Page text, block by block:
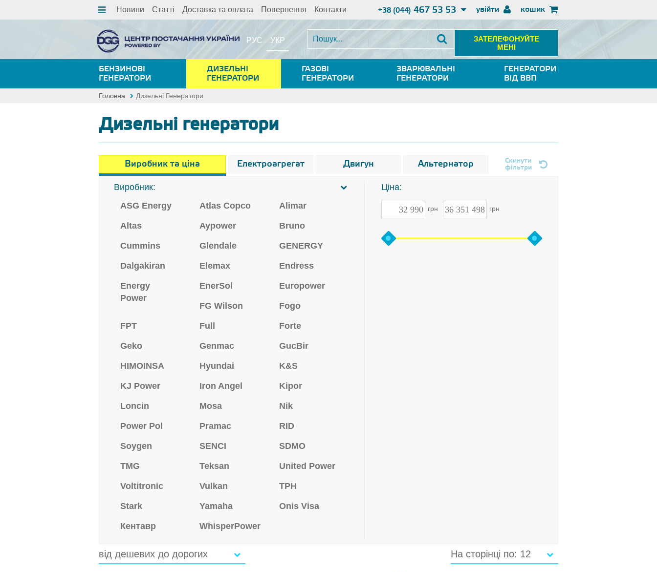
Новини Статті Доставка та оплата Повернення Контакти увійти
+38 (044) 467 53 53 кошик
РУС УКР
ЗАТЕЛЕФОНУЙТЕ
МЕНІ
БЕНЗИНОВІ
ГЕНЕРАТОРИ
ДИЗЕЛЬНІ
ГЕНЕРАТОРИ
ГАЗОВІ
ГЕНЕРАТОРИ
ЗВАРЮВАЛЬНІ
ГЕНЕРАТОРИ
ГЕНЕРАТОРИ
ВІД ВВП
Головна Дизельні Генератори
Дизельні генератори
Виробник та ціна Електроагрегат Двигун Альтернатор
Скинути
фільтри
Виробник:
ASG Energy
Atlas Copco Alimar
Altas Aypower Bruno
Cummins Glendale GENERGY
Dalgakiran Elemax Endress
Energy
Power
EnerSol Europower
FG Wilson Fogo
FPT Full Forte
Geko Genmac GucBir
HIMOINSA Hyundai K&S
KJ Power Iron Angel Kipor
Loncin Mosa Nik
Power Pol Pramac RID
Soygen SENCI SDMO
TMG Teksan United Power
Voltitronic Vulkan TPH
Stark Yamaha Onis Visa
Кентавр WhisperPower
Ціна:
грн грн
від дешевих до дорогих На сторінці по: 12